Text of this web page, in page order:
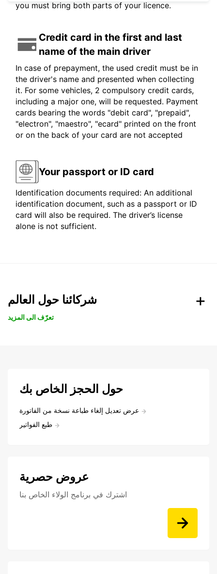
you must bring both parts of your licence.
Credit card in the first and last
name of the main driver
In case of prepayment, the used credit must be in
the driver's name and presented when collecting
it. For some vehicles, 2 compulsory credit cards,
including a major one, will be requested. Payment
cards bearing the words "debit card", "prepaid",
"electron", "maestro", "ecard" printed on the front
or on the back of your card are not accepted
Your passport or ID card
Identification documents required: An additional
identification document, such as a passport or ID
card will also be required. The driver’s license
alone is not sufficient.
شركائنا حول العالم
تعرّف الى المزيد
حول الحجز الخاص بك
عرض تعديل إلغاء طباعة نسخة من الفاتورة
طبع الفواتير
عروض حصرية
اشترك في برنامج الولاء الخاص بنا